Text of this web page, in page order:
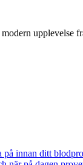
upplevelse
på innan ditt